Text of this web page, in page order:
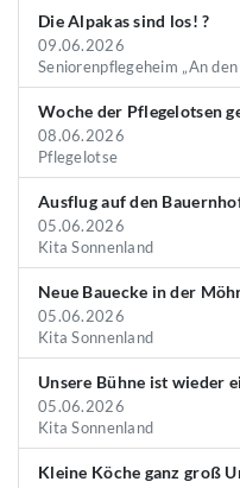
Die Alpakas sind los! ?
09.06.2026
Seniorenpflegeheim „An
Woche der Pflegelotsen
08.06.2026
Pflegelotse
Ausflug auf den
05.06.2026
Kita Sonnenland
Neue Bauecke in der
05.06.2026
Kita Sonnenland
Unsere Bühne ist wieder
05.06.2026
Kita Sonnenland
Kleine Köche ganz groß